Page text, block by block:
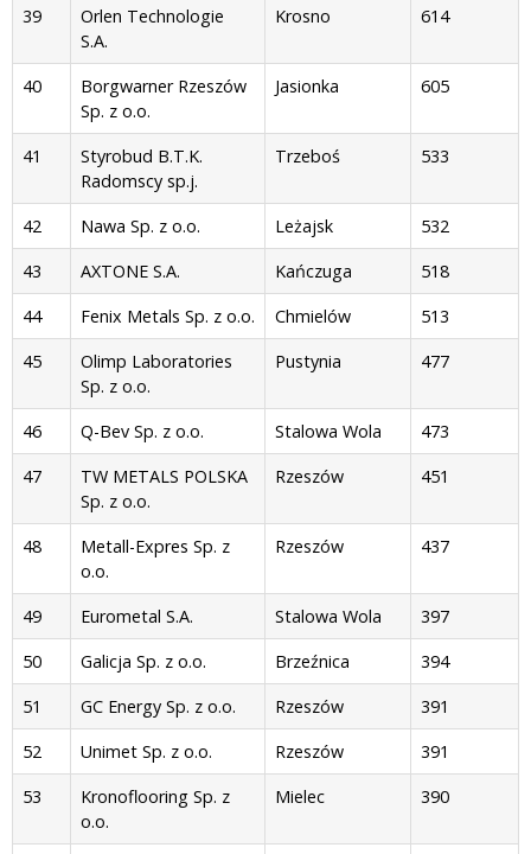
39
Orlen Technologie
S.A.
Krosno 614
40
Borgwarner Rzeszów
Sp. z o.o.
Jasionka 605
41
Styrobud B.T.K.
Radomscy sp.j.
Trzeboś 533
42 Nawa Sp. z o.o. Leżajsk
532
43
AXTONE S.A. Kańczuga
518
44
Fenix Metals Sp. z o.o. Chmielów
513
45
Olimp Laboratories
Sp. z o.o.
Pustynia 477
46 Q-Bev Sp. z o.o. Stalowa Wola
473
47
TW METALS POLSKA
Sp. z o.o.
Rzeszów 451
48
Metall-Expres Sp. z
o.o.
Rzeszów 437
49 Eurometal S.A. Stalowa Wola
397
50
Galicja Sp. z o.o. Brzeźnica
394
51
GC Energy Sp. z o.o. Rzeszów
391
52
Unimet Sp. z o.o. Rzeszów
391
53
Kronoflooring Sp. z
o.o.
Mielec 390